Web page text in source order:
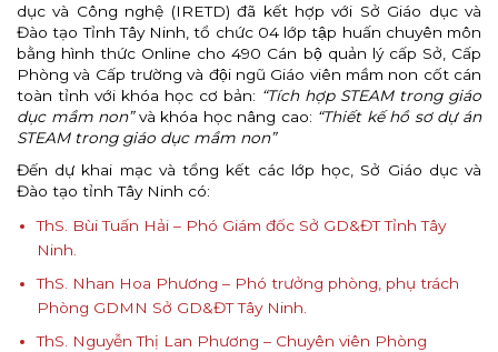
dục và Công nghệ (IRETD) đã kết hợp với Sở Giáo dục và
Đào tạo Tỉnh Tây Ninh, tổ chức 04 lớp tập huấn chuyên môn
bằng hình thức Online cho 490 Cán bộ quản lý cấp Sở, Cấp
Phòng và Cấp trường và đội ngũ Giáo viên mầm non cốt cán
toàn tỉnh với khóa học cơ bản: “Tích hợp STEAM trong giáo
dục mầm non”và khóa học nâng cao: “Thiết kế hồ sơ dự án
STEAM trong giáo dục mầm non”
Đến dự khai mạc và tổng kết các lớp học, Sở Giáo dục và
Đào tạo tỉnh Tây Ninh có:
ThS. Bùi Tuấn Hải – Phó Giám đốc Sở GD&ĐT Tỉnh Tây
Ninh.
ThS. Nhan Hoa Phương – Phó trưởng phòng, phụ trách
Phòng GDMN Sở GD&ĐT Tây Ninh.
ThS. Nguyễn Thị Lan Phương – Chuyên viên Phòng